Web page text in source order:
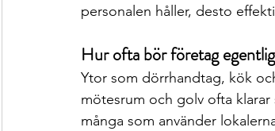
personalen håller, desto
Hur ofta bör företag
Ytor som dörrhandtag, kök
mötesrum och golv ofta
många som använder